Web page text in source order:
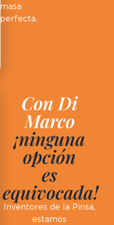
masa
perfecta.
Con Di
Marco
¡ninguna
opción
es
equivocada!
Inventores de la Pinsa,
estamos